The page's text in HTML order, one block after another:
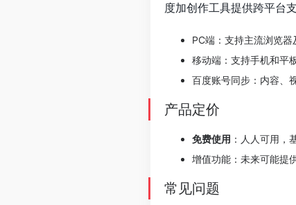
度加创作工具提供跨平台
PC端：支持主流浏览器
移动端：支持手机和平
百度账号同步：内容、
产品定价
免费使用 ：人人可用，
增值功能：未来可能提
常见问题